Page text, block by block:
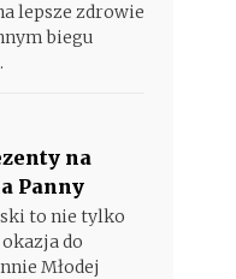
lepsze zdrowie
biegu
na
Panny
to nie tylko
do
Młodej